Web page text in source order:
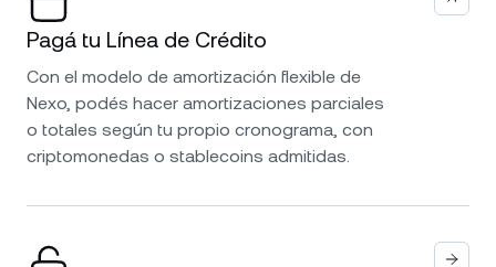
Pagá tu Línea de Crédito
Con el modelo de amortización flexible de
Nexo, podés hacer amortizaciones parciales
o totales según tu propio cronograma, con
criptomonedas o stablecoins admitidas.